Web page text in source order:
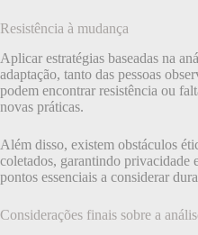
Resistência à mudança
Aplicar estratégias baseadas na
adaptação, tanto das pessoas
podem encontrar resistência ou
novas práticas.
Além disso, existem obstáculos
coletados, garantindo privacidade
pontos essenciais a considerar
Considerações finais sobre a